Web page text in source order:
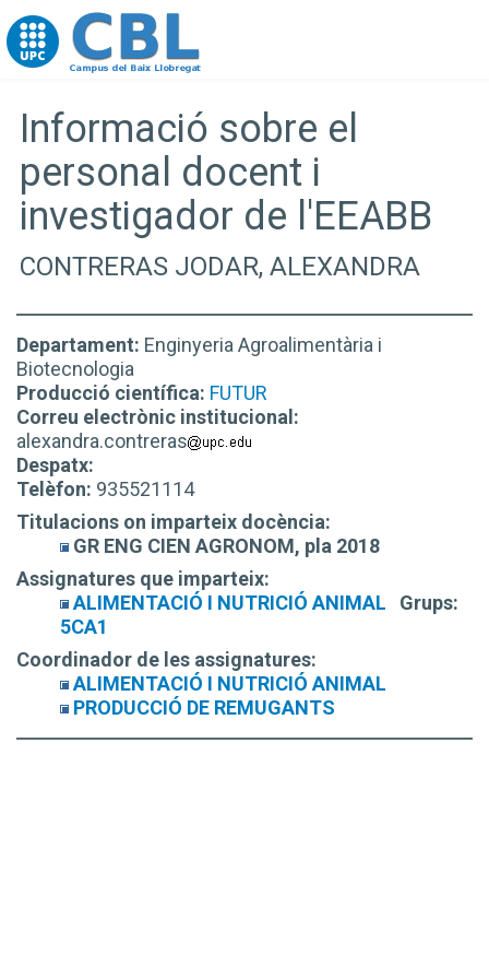
Go to upc.edu
Informació sobre el
personal docent i
investigador de l'EEABB
CONTRERAS JODAR, ALEXANDRA
Departament: Enginyeria Agroalimentària i
Biotecnologia
Producció científica: FUTUR
Correu electrònic institucional:
alexandra.contreras
Despatx:
Telèfon: 935521114
Titulacions on imparteix docència:
GR ENG CIEN AGRONOM, pla 2018
Assignatures que imparteix:
ALIMENTACIÓ I NUTRICIÓ ANIMAL
Grups:
5CA1
Coordinador de les assignatures:
ALIMENTACIÓ I NUTRICIÓ ANIMAL
PRODUCCIÓ DE REMUGANTS